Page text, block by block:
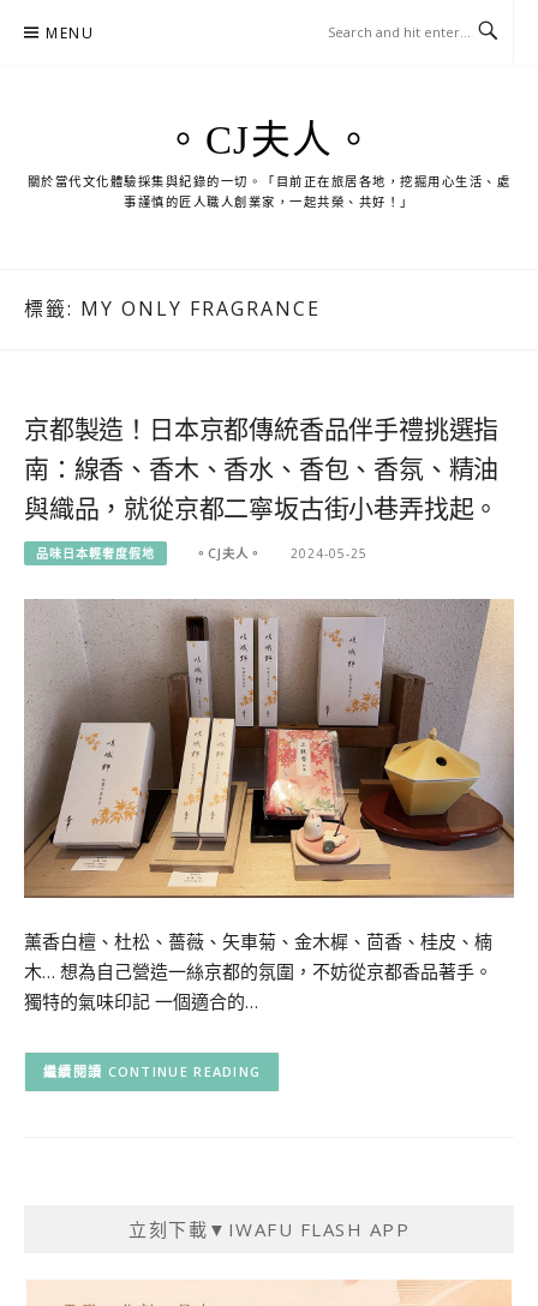
MENU
。CJ夫人。
關於當代文化體驗採集與紀錄的一切。「目前正在旅居各地，挖掘用心生活、處
事謹慎的匠人職人創業家，一起共榮、共好！」
標籤: MY ONLY FRAGRANCE
京都製造！日本京都傳統香品伴手禮挑選指
南：線香、香木、香水、香包、香氛、精油
與織品，就從京都二寧坂古街小巷弄找起。
品味日本輕奢度假地 。CJ夫人。 2024-05-25
薰香白檀、杜松、薔薇、矢車菊、金木樨、茴香、桂皮、楠
木… 想為自己營造一絲京都的氛圍，不妨從京都香品著手。
獨特的氣味印記 一個適合的…
CONTINUE READING
立刻下載▼IWAFU FLASH APP